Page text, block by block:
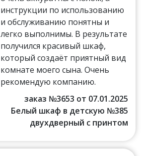
инструкции по использованию
и обслуживанию понятны и
легко выполнимы. В результате
получился красивый шкаф,
который создаёт приятный вид
комнате моего сына. Очень
рекомендую компанию.
заказ №3653 от 07.01.2025
Белый шкаф в детскую №385
двухдверный с принтом